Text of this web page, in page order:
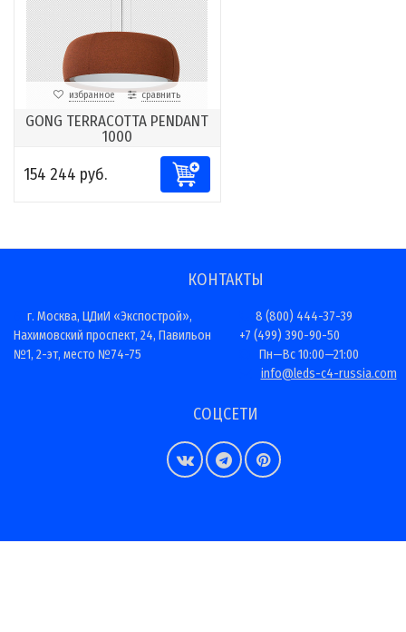
избранное сравнить
GONG TERRACOTTA PENDANT
1000
154 244 руб.
КОНТАКТЫ
г. Москва, ЦДиИ «Экспострой»,
Нахимовский проспект, 24, Павильон
№1, 2-эт, место №74-75
8 (800) 444-37-39
+7 (499) 390-90-50
Пн—Вс 10:00—21:00
info@leds-c4-russia.com
СОЦСЕТИ